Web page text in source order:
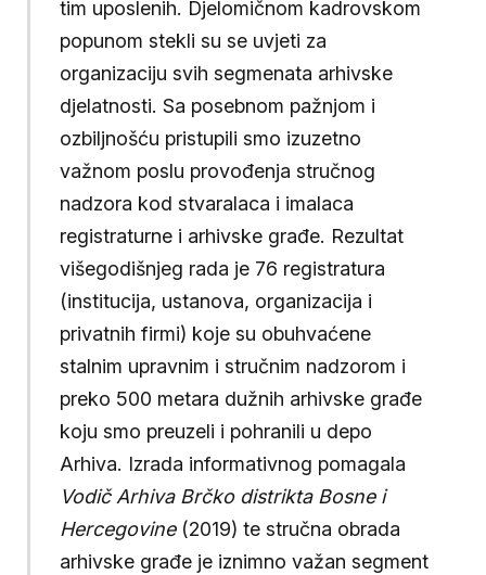
tim uposlenih. Djelomičnom kadrovskom
popunom stekli su se uvjeti za
organizaciju svih segmenata arhivske
djelatnosti. Sa posebnom pažnjom i
ozbiljnošću pristupili smo izuzetno
važnom poslu provođenja stručnog
nadzora kod stvaralaca i imalaca
registraturne i arhivske građe. Rezultat
višegodišnjeg rada je 76 registratura
(institucija, ustanova, organizacija i
privatnih firmi) koje su obuhvaćene
stalnim upravnim i stručnim nadzorom i
preko 500 metara dužnih arhivske građe
koju smo preuzeli i pohranili u depo
Arhiva. Izrada informativnog pomagala
Vodič Arhiva Brčko distrikta Bosne i
Hercegovine(2019) te stručna obrada
arhivske građe je iznimno važan segment